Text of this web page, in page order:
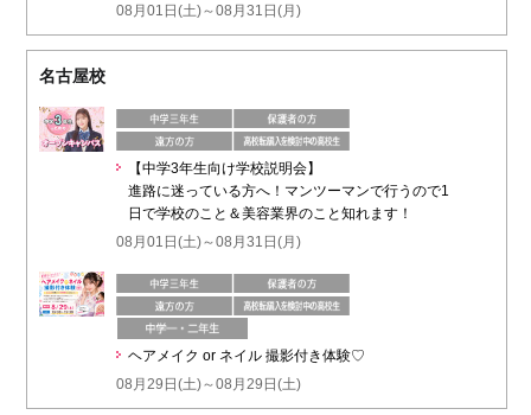
08月01日(土)～08月31日(月)
名古屋校
【中学3年生向け学校説明会】
進路に迷っている方へ！マンツーマンで行うので1
日で学校のこと＆美容業界のこと知れます！
08月01日(土)～08月31日(月)
ヘアメイク or ネイル 撮影付き体験♡
08月29日(土)～08月29日(土)